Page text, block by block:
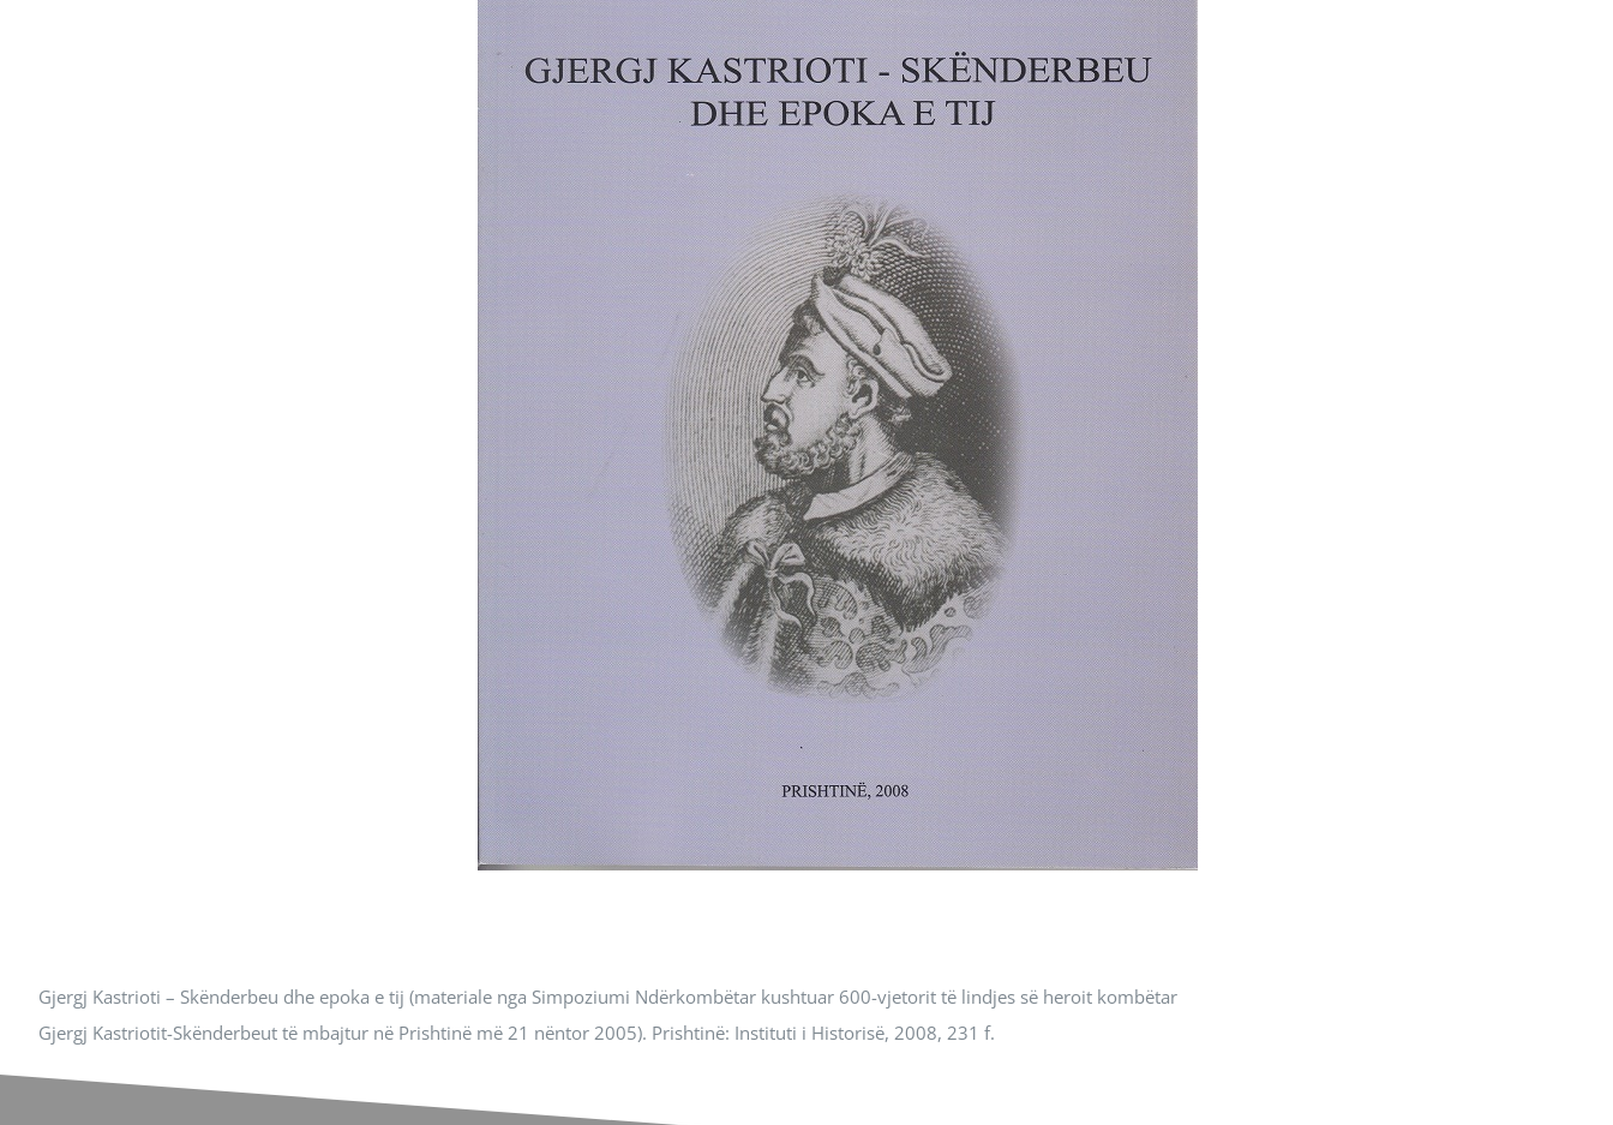
Gjergj Kastrioti – Skënderbeu dhe epoka e tij (materiale nga Simpoziumi Ndërkombëtar kushtuar 600-vjetorit të lindjes së heroit kombëtar
Gjergj Kastriotit-Skënderbeut të mbajtur në Prishtinë më 21 nëntor 2005). Prishtinë: Instituti i Historisë, 2008, 231 f.